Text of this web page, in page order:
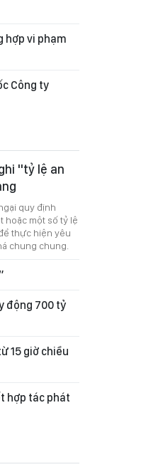
hợp vi phạm
Công ty
"tỷ lệ an
quy định
hoặc một số tỷ lệ
thực hiện yêu
chung chung.
động 700 tỷ
15 giờ chiều
hợp tác phát